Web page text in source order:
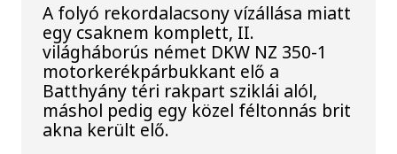
A folyó rekordalacsony vízállása miatt
egy csaknem komplett, II.
világháborús német DKW NZ 350-1
motorkerékpárbukkant elő a
Batthyány téri rakpart sziklái alól,
máshol pedig egy közel féltonnás brit
akna került elő.